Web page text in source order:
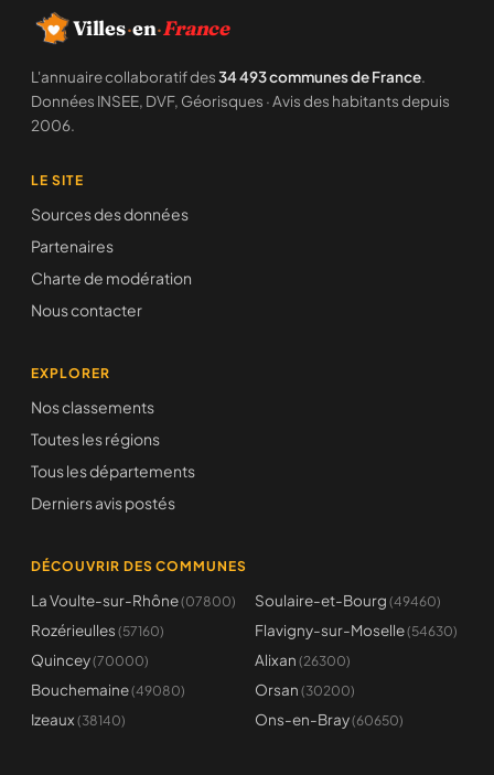
Villes·en·France
L'annuaire collaboratif des34 493 communes de France.
Données INSEE, DVF, Géorisques · Avis des habitants depuis
2006.
LE SITE
Sources des données
Partenaires
Charte de modération
Nous contacter
EXPLORER
Nos classements
Toutes les régions
Tous les départements
Derniers avis postés
DÉCOUVRIR DES COMMUNES
La Voulte-sur-Rhône(07800) Soulaire-et-Bourg (49460)
Rozérieulles (57160) Flavigny-sur-Moselle(54630)
Quincey(70000) Alixan (26300)
Bouchemaine(49080) Orsan (30200)
Izeaux (38140) Ons-en-Bray(60650)